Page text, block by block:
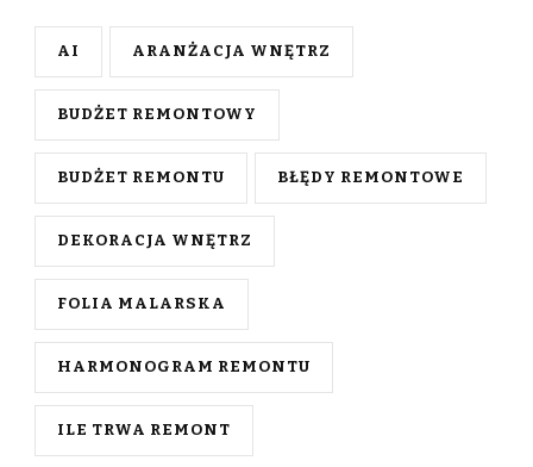
AI ARANŻACJA WNĘTRZ
BUDŻET REMONTOWY
BUDŻET REMONTU BŁĘDY REMONTOWE
DEKORACJA WNĘTRZ
FOLIA MALARSKA
HARMONOGRAM REMONTU
ILE TRWA REMONT